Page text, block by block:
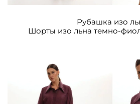
Рубашка изо
Шорты изо льна темно-